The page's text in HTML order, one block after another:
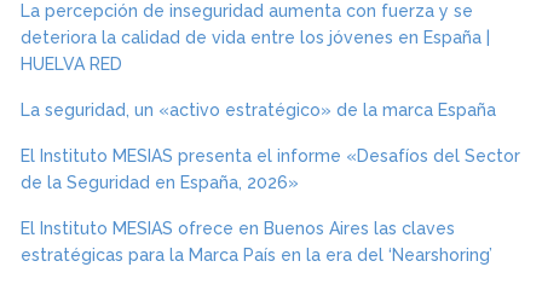
La percepción de inseguridad aumenta con fuerza y se
deteriora la calidad de vida entre los jóvenes en España |
HUELVA RED
La seguridad, un «activo estratégico» de la marca España
El Instituto MESIAS presenta el informe «Desafíos del Sector
de la Seguridad en España, 2026»
El Instituto MESIAS ofrece en Buenos Aires las claves
estratégicas para la Marca País en la era del ‘Nearshoring’